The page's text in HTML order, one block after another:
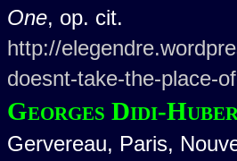
One, op. cit.
http://
doesnt-take-the-place-
Georges Didi-
Gervereau, Paris,